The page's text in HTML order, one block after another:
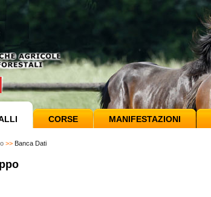
CORSE MANIFESTAZIONI
>> Banca Dati